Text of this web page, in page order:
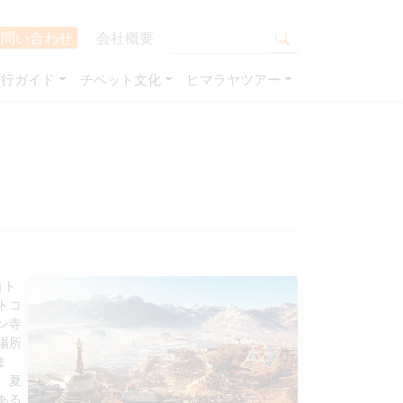
い合わせ 会社概要
ガイド チベット文化 ヒマラヤツアー
コ
寺
所
夏
る